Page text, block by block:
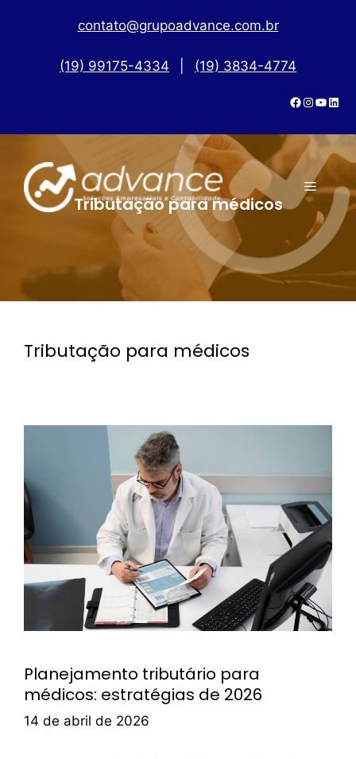
contato@grupoadvance.com.br
(19) 99175-4334 (19) 3834-4774
Tributação para médicos
Tributação para médicos
Planejamento tributário para
médicos: estratégias de 2026
14 de abril de 2026